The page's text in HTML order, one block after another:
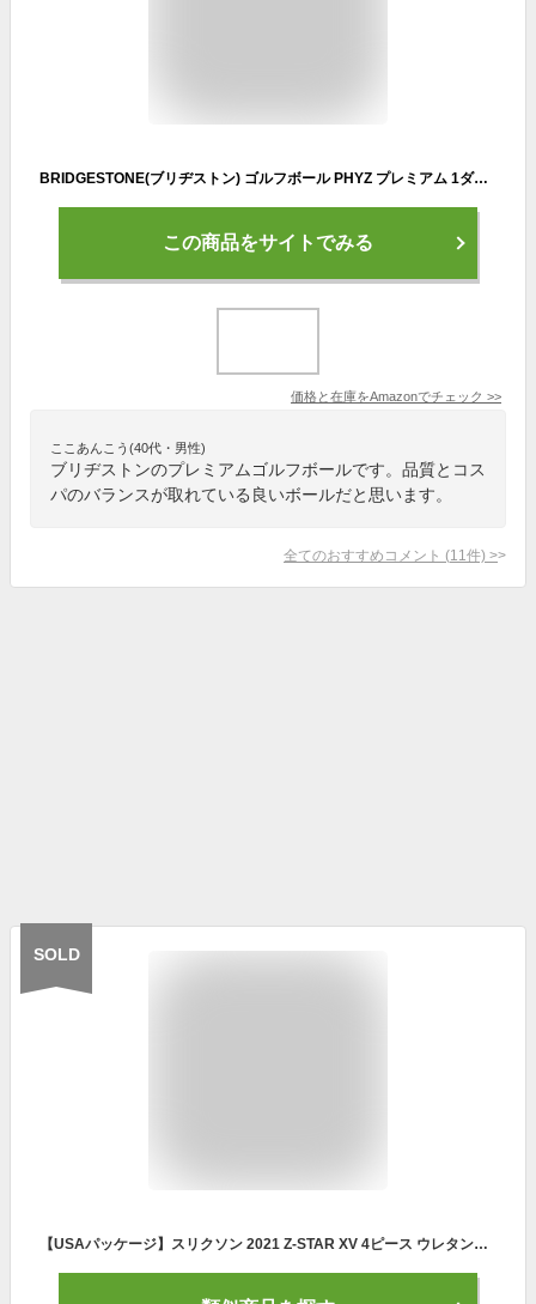
BRIDGESTONE(ブリヂストン) ゴルフボール PHYZ プレミアム 1ダース(12個入り) ゴールドパール PMGX
この商品をサイトでみる
価格と在庫をAmazonでチェック >>
ここあんこう(40代・男性)
ブリヂストンのプレミアムゴルフボールです。品質とコス
パのバランスが取れている良いボールだと思います。
全てのおすすめコメント (11 件) >
SOLD
【USAパッケージ】スリクソン 2021 Z-STAR XV 4ピース ウレタンカバー ゴルフボール 1ダース（12球入）USA直輸入品【Z STAR XV 2021】